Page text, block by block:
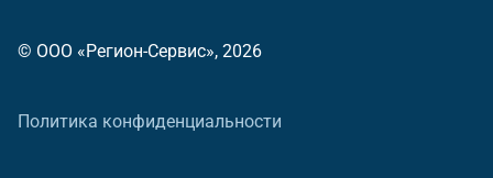
© ООО «Регион-Сервис», 2026
Политика конфиденциальности